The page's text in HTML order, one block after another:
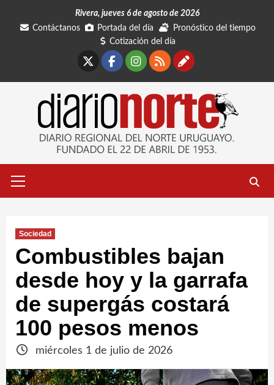
Rivera, jueves 6 de agosto de 2026
Contáctanos
Portada del día
Pronóstico del tiempo
Cotización del día
Facebook
Instagram
RSSContáctanos
primario
Sociedad
Combustibles bajan
desde hoy y la garrafa
de supergás costará
100 pesos menos
miércoles 1 de julio de 2026